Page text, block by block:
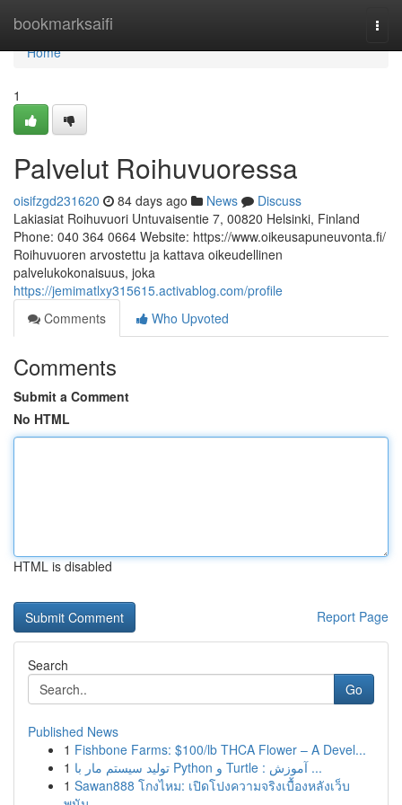
bookmarksaifi
Home
Home
1
Palvelut Roihuvuoressa
oisifzgd231620 84 days ago News
Discuss
Lakiasiat Roihuvuori Untuvaisentie 7, 00820 Helsinki, Finland
Phone: 040 364 0664 Website: https://www.oikeusapuneuvonta.fi/
Roihuvuoren arvostettu ja kattava oikeudellinen
palvelukokonaisuus, joka
https://jemimatlxy315615.activablog.com/profile
Comments
Who Upvoted
Comments
Submit a Comment
No HTML
HTML is disabled
Report Page
Search
Go
Published News
1 Fishbone Farms: $100/lb THCA Flower – A Devel...
1
تولید سیستم مار با Python و Turtle : آموزش ...
1 Sawan888 โกงไหม: เปิดโปงความจริงเบื้องหลังเว็บ